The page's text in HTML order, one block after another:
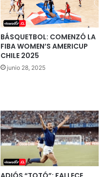
BÁSQUETBOL: COMENZÓ LA
FIBA WOMEN’S AMERICUP
CHILE 2025
junio 28, 2025